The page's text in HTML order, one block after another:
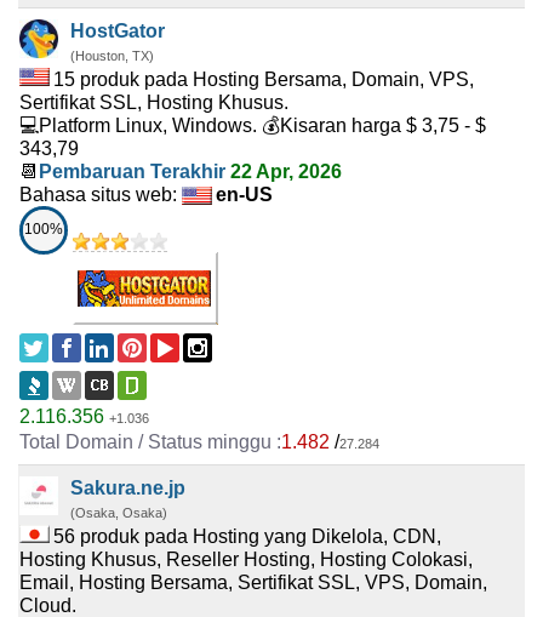
HostGator
(Houston, TX)
15 produk pada Hosting Bersama, Domain, VPS,
Sertifikat SSL, Hosting Khusus.
💻Platform Linux, Windows. 💰Kisaran harga $ 3,75 - $
343,79
📆 Pembaruan Terakhir 22 Apr, 2026
Bahasa situs web:
en-US
100%
2.116.356 +1.036
1.482 /27.284
Sakura.ne.jp
(Osaka, Osaka)
56 produk pada Hosting yang Dikelola, CDN,
Hosting Khusus, Reseller Hosting, Hosting Colokasi,
Email, Hosting Bersama, Sertifikat SSL, VPS, Domain,
Cloud.